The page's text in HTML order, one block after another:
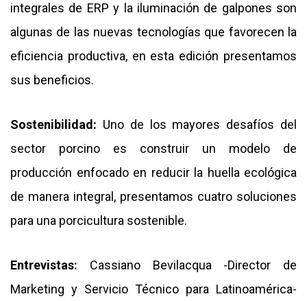
integrales de ERP y la iluminación de galpones son
algunas de las nuevas tecnologías que favorecen la
eficiencia productiva, en esta edición presentamos
sus beneficios.
Sostenibilidad: Uno de los mayores desafíos del
sector porcino es construir un modelo de
producción enfocado en reducir la huella ecológica
de manera integral, presentamos cuatro soluciones
para una porcicultura sostenible.
Entrevistas: Cassiano Bevilacqua -Director de
Marketing y Servicio Técnico para Latinoamérica-